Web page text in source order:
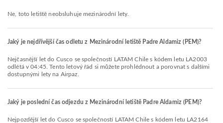
Ne, toto letiště neobsluhuje mezinárodní lety.
Jaký je nejdřívější čas odletu z Mezinárodní letiště Padre Aldamiz (PEM)?
Nejčasnější let do Cusco se společností LATAM Chile s kódem letu LA2003
odlétá v 04:45. Tento letový řád si můžete prohlédnout a porovnat s dalšími
dostupnými lety na Airpaz.
Jaký je poslední čas odjezdu z Mezinárodní letiště Padre Aldamiz (PEM)?
Nejpozdější let do Cusco se společností LATAM Chile s kódem letu LA2164